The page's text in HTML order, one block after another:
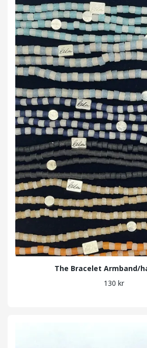
The Bracelet Armband/
130 kr